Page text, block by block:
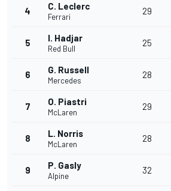
4 C. Leclerc
Ferrari
29
5 I. Hadjar
Red Bull
25
6 G. Russell
Mercedes
28
7 O. Piastri
McLaren
29
8 L. Norris
McLaren
28
9 P. Gasly
Alpine
32